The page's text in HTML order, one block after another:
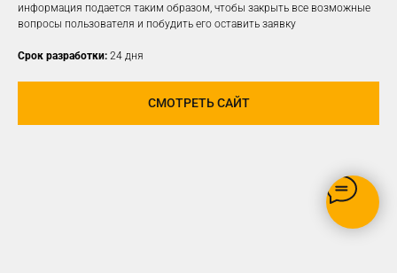
информация подается таким образом, чтобы закрыть все возможные
вопросы пользователя и побудить его оставить заявку
Срок разработки: 24 дня
СМОТРЕТЬ САЙТ